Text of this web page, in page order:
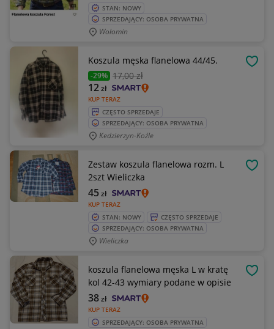
STAN: NOWY
SPRZEDAJĄCY: OSOBA PRYWATNA
Wołomin
Koszula męska flanelowa 44/45.
-29% 17,00 zł
KUP TERAZ
12zł
CZĘSTO SPRZEDAJE
SPRZEDAJĄCY: OSOBA PRYWATNA
Kedzierzyn-Koźle
Zestaw koszula flanelowa rozm. L
2szt Wieliczka
KUP TERAZ
45zł
STAN: NOWY
CZĘSTO SPRZEDAJE
SPRZEDAJĄCY: OSOBA PRYWATNA
Wieliczka
koszula flanelowa męska L w kratę
kol 42-43 wymiary podane w opisie
KUP TERAZ
38zł
SPRZEDAJĄCY: OSOBA PRYWATNA